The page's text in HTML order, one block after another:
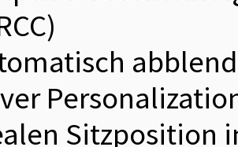
Sitzposition